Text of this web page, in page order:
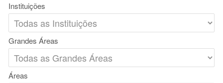
Instituições
Grandes Áreas
Áreas